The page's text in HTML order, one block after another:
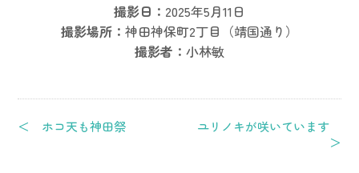
撮影日： 2025年5月11日
撮影場所： 神田神保町2丁目（靖国通り）
撮影者： 小林敏
＜ ホコ天も神田祭
ユリノキが咲いています
＞